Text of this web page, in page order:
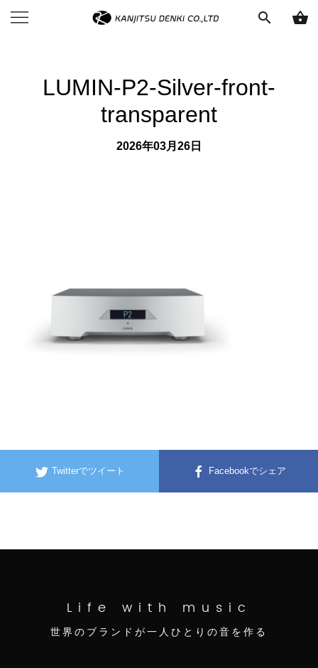
search shopping_basket
LUMIN-P2-Silver-front-
transparent
2026年03月26日
Twitterでツイート Facebookでシェア
Life with music
世界のブランドが一人ひとりの音を作る